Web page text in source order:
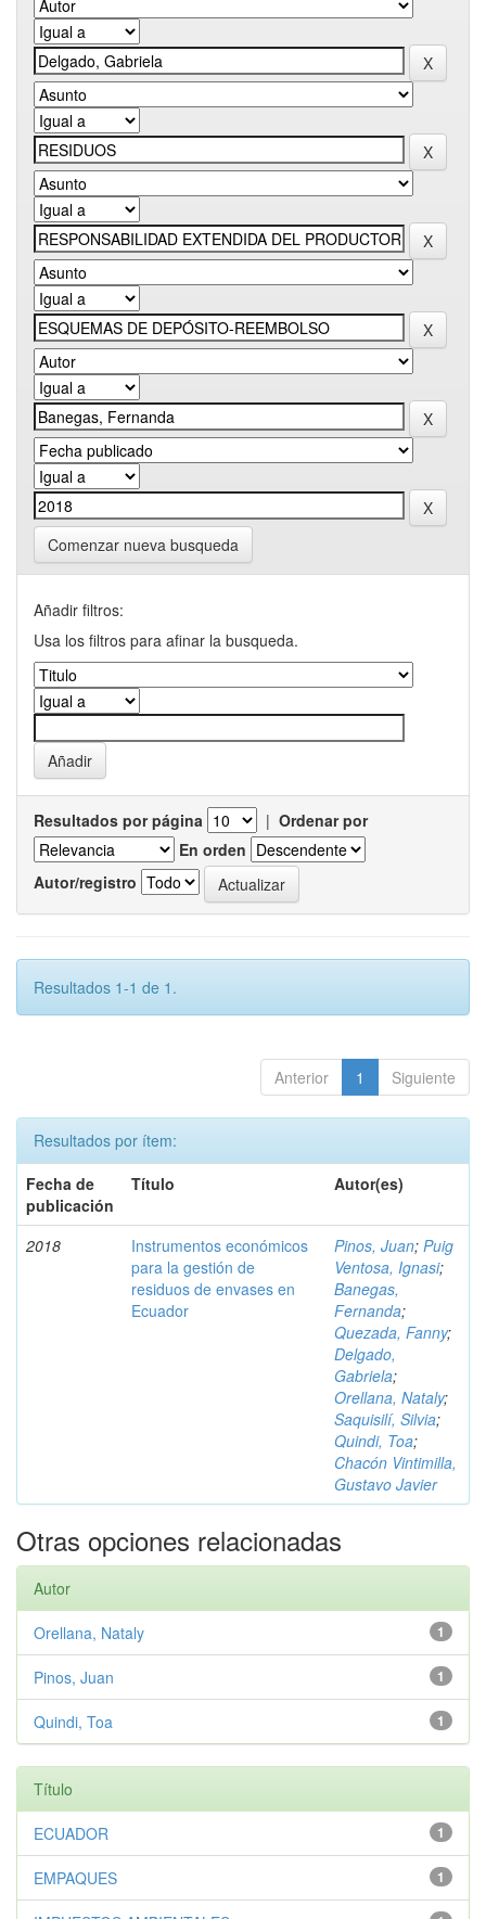
Comenzar nueva busqueda
Añadir filtros:
Usa los filtros para afinar la busqueda.
Resultados por página | Ordenar por
En orden
Autor/registro
Resultados 1-1 de 1.
Anterior 1 Siguiente
Resultados por ítem:
Fecha de
publicación
Título Autor(es)
2018
Instrumentos económicos
para la gestión de
residuos de envases en
Ecuador
Pinos, Juan; Puig
Ventosa, Ignasi;
Banegas,
Fernanda;
Quezada, Fanny;
Delgado,
Gabriela;
Orellana, Nataly;
Saquisilí, Silvia;
Quindi, Toa;
Chacón Vintimilla,
Gustavo Javier
Otras opciones relacionadas
Autor
1
Orellana, Nataly
1
Pinos, Juan
1
Quindi, Toa
Título
1
ECUADOR
1
EMPAQUES